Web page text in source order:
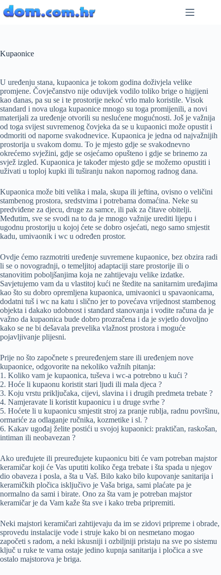
Preskoči
na
Kupaonice
U uređenju stana, kupaonica je tokom godina doživjela velike
promjene. Čovječanstvo nije oduvijek vodilo toliko brige o higijeni
kao danas, pa su se i te prostorije nekoć vrlo malo koristile. Visok
standard i nova uloga kupaonice mnogo su toga promijenili, a novi
materijali za uređenje otvorili su neslućene mogućnosti. Još je važnija
od toga svijest suvremenog čovjeka da se u kupaonici može opustit i
odmoriti od naporne svakodnevice. Kupaonica je jedna od najvažnijih
prostorija u svakom domu. To je mjesto gdje se svakodnevno
okrećemo svježini, gdje se osjećamo opušteno i gdje se brinemo za
svjež izgled. Kupaonica je također mjesto gdje se možemo opustiti i
uživati u toploj kupki ili tuširanju nakon napornog radnog dana.
Kupaonica može biti velika i mala, skupa ili jeftina, ovisno o veličini
stambenog prostora, sredstvima i potrebama domaćina. Neke su
predviđene za djecu, druge za samce, ili pak za čitave obitelji.
Međutim, sve se svodi na to da je mnogo važnije urediti lijepu i
ugodnu prostoriju u kojoj ćete se dobro osjećati, nego samo smjestit
kadu, umivaonik i wc u određen prostor.
Ovdje ćemo razmotriti uređenje suvremene kupaonice, bez obzira radi
li se o novogradnji, o temeljitoj adaptaciji stare prostorije ili o
stanovitim poboljšanjima koja ne zahtijevaju velike izdatke.
Savjetujemo vam da u vlastitoj kući ne štedite na sanitarnim uređajima
kao što su dobro opremljena kupaonica, umivaonici u spavaonicama,
dodatni tuš i wc na katu i slično jer to povećava vrijednost stambenog
objekta i dakako udobnost i standard stanovanja i vodite računa da je
važno da kupaonica bude dobro prozračena i da je svjetlo dovoljno
kako se ne bi dešavala prevelika vlažnost prostora i moguće
pojavljivanje plijesni.
Prije no što započnete s preuređenjem stare ili uređenjem nove
kupaonice, odgovorite na nekoliko važnih pitanja:
1. Koliko vam je kupaonica, tuševa i wc-a potrebno u kući ?
2. Hoće li kupaonu koristit stari ljudi ili mala djeca ?
3. Koju vrstu priključaka, cijevi, slavina i i drugih predmeta trebate ?
4. Namjeravate li koristit kupaonicu i u druge svrhe ?
5. Hoćete li u kupaonicu smjestit stroj za pranje rublja, radnu površinu,
ormariće za odlaganje ručnika, kozmetike i sl. ?
6. Kakav ugođaj želite postići u svojoj kupaonici: praktičan, raskošan,
intiman ili neobavezan ?
Ako uređujete ili preuređujete kupaonicu biti će vam potreban majstor
keramičar koji će Vas uputiti koliko čega trebate i šta spada u njegov
dio obaveza i posla, a šta u Vaš. Bilo kako bilo kupovanje sanitarija i
keramičkih pločica isključivo je Vaša briga, sami plaćate pa je
normalno da sami i birate. Ono za šta vam je potreban majstor
keramičar je da Vam kaže šta sve i kako treba pripremiti.
Neki majstori keramičari zahtijevaju da im se zidovi pripreme i obrade,
sprovedu instalacije vode i struje kako bi on nesmetano mogao
započeti s radom, a neki iskusniji i ozbiljniji pristaju na sve po sistemu
ključ u ruke te vama ostaje jedino kupnja sanitarija i pločica a sve
ostalo majstorova je briga.